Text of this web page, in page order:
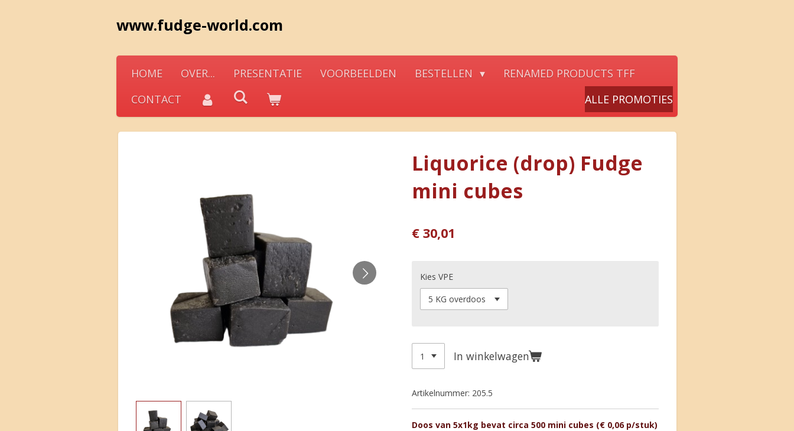
www.fudge-world.com
HOME OVER... PRESENTATIE VOORBEELDEN BESTELLEN
RENAMED PRODUCTS TFF
CONTACT
ALLE PROMOTIES
Liquorice (drop) Fudge
mini cubes
€ 30,01
Kies VPE
In winkelwagen
Artikelnummer: 205.5
Doos van 5x1kg bevat circa 500 mini cubes (€ 0,06 p/stuk)